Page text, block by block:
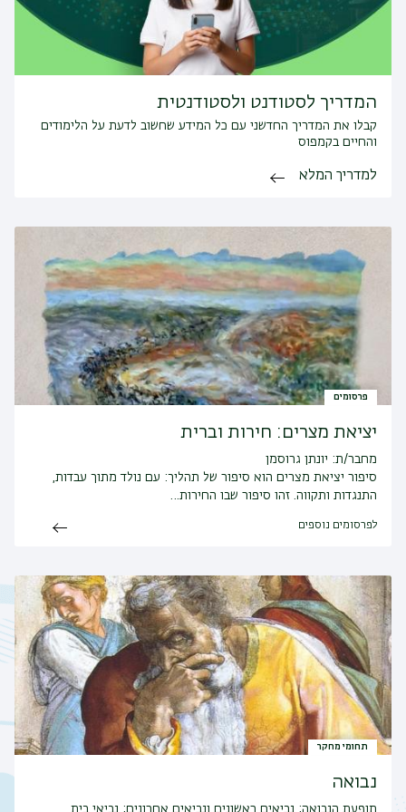
המדריך לסטודנט ולסטודנטית
קבלו את המדריך החדשני עם כל המידע שחשוב לדעת על הלימודים
והחיים בקמפוס
למדריך המלא
פרסומים
יציאת מצרים: חירות וברית
מחבר/ת: יונתן גרוסמן
סיפור יציאת מצרים הוא סיפור של תהליך: עם נולד מתוך עבדות,
התנגדות ותקווה. זהו סיפור שבו החירות…
לפרסומים נוספים
תחומי מחקר
נבואה
תופעת הנבואה; נביאים ראשונים ונביאים אחרונים; נביאי בית